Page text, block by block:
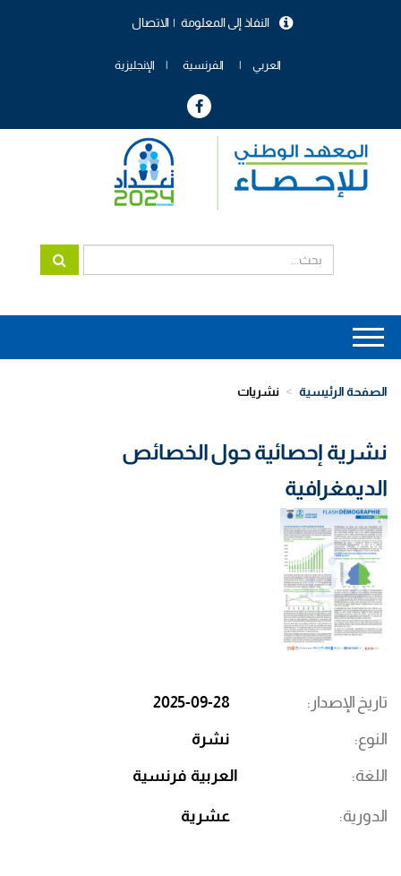
الاتصال النفاذ إلى المعلومة
العربي الفرنسية الإنجليزية
Main
navigation
الصفحة الرئيسية نشريات
نشرية إحصائية حول الخصائص
الديمغرافية
تاريخ الإصدار 2025-09-28
النوع نشرة
اللغة العربية فرنسية
الدورية عشرية